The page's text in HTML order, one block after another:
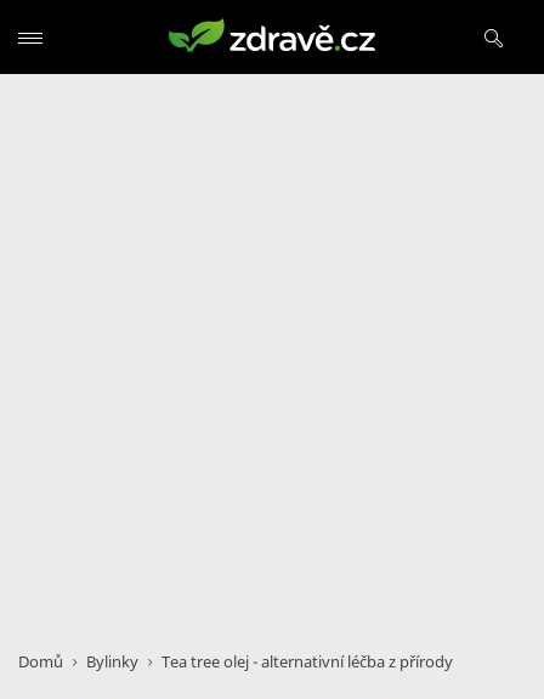
Domů Bylinky Tea tree olej - alternativní léčba z přírody